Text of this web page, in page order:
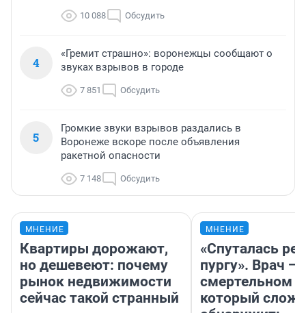
10 088 Обсудить
4
«Гремит страшно»: воронежцы сообщают о
звуках взрывов в городе
7 851 Обсудить
5
Громкие звуки взрывов раздались в
Воронеже вскоре после объявления
ракетной опасности
7 148 Обсудить
МНЕНИЕ
Квартиры дорожают,
но дешевеют: почему
рынок недвижимости
сейчас такой странный
МНЕНИЕ
«Спуталась
пургу». Врач —
смертельном
который